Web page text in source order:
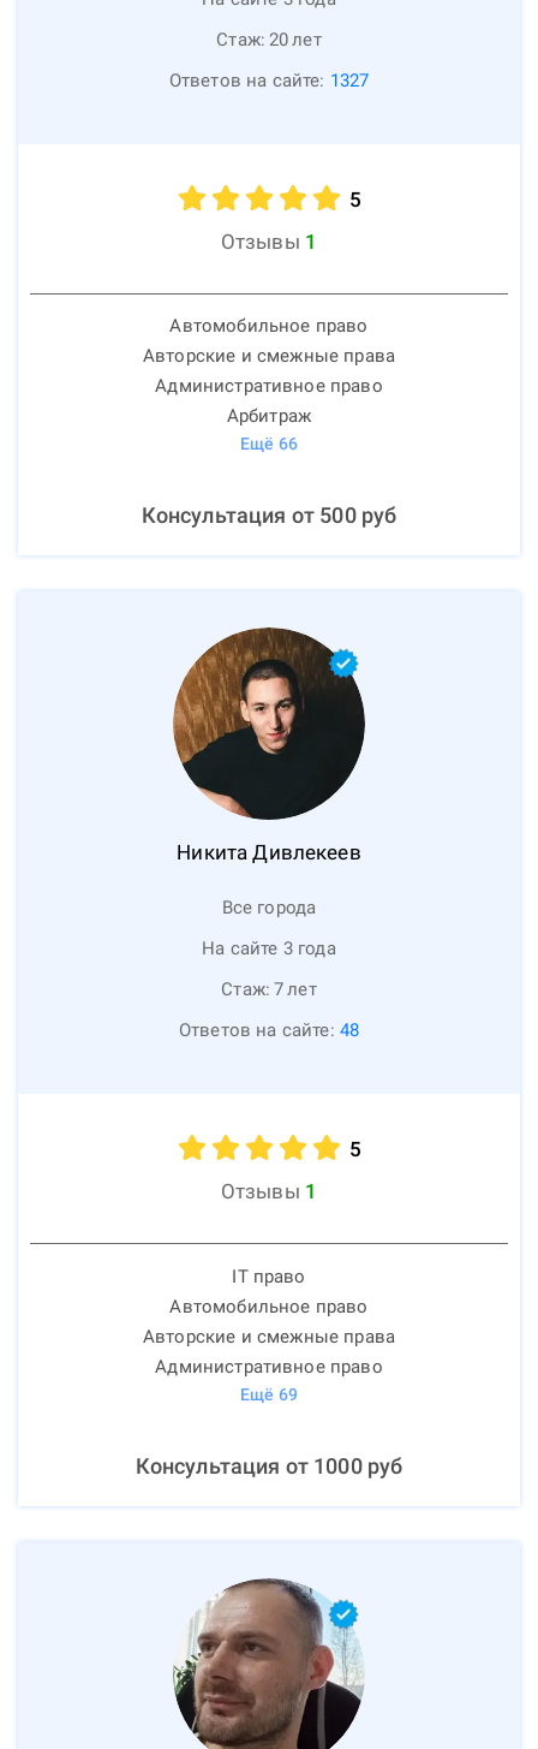
Стаж: 20лет
Ответов на сайте: 1327
5
Отзывы 1
Автомобильное право
Авторские и смежные права
Административное право
Арбитраж
Ещё 66
Консультация от 500руб
Никита Дивлекеев
Все города
На сайте 3 года
Стаж: 7лет
Ответов на сайте: 48
5
Отзывы 1
IT право
Автомобильное право
Авторские и смежные права
Административное право
Ещё 69
Консультация от 1000руб